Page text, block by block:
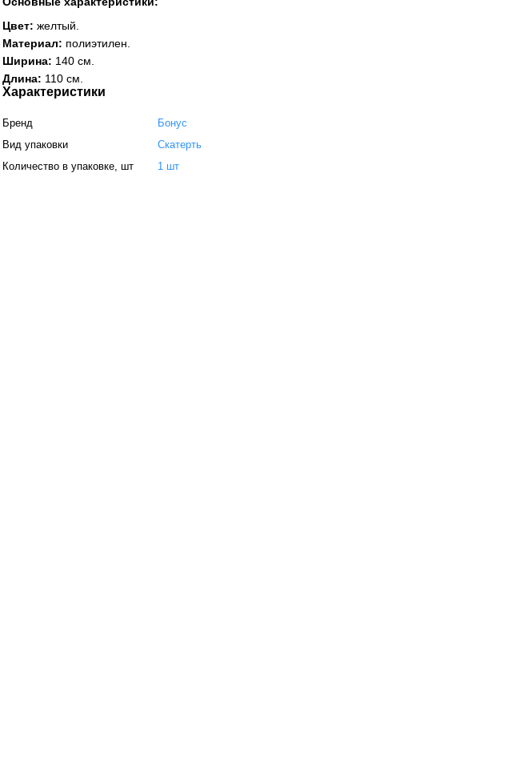
Цвет: желтый.
Материал: полиэтилен.
Ширина: 140 см.
Длина: 110 см.
Характеристики
Бренд
Бонус
Вид упаковки
Скатерть
Количество в упаковке, шт
1 шт